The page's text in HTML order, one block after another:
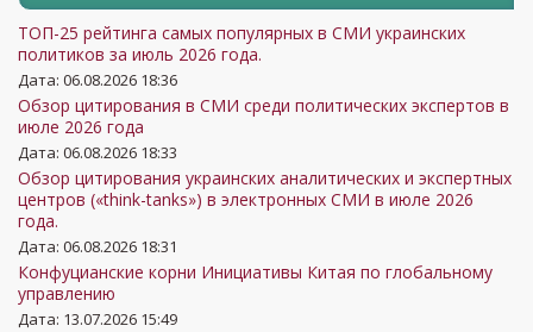
ТОП-25 рейтинга самых популярных в СМИ украинских
политиков за июль 2026 года.
Дата: 06.08.2026 18:36
Обзор цитирования в СМИ среди политических экспертов в
июле 2026 года
Дата: 06.08.2026 18:33
Обзор цитирования украинских аналитических и экспертных
центров («think-tanks») в электронных СМИ в июле 2026
года.
Дата: 06.08.2026 18:31
Конфуцианские корни Инициативы Китая по глобальному
управлению
Дата: 13.07.2026 15:49